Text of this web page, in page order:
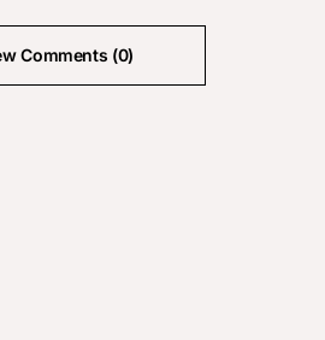
Comments (0)